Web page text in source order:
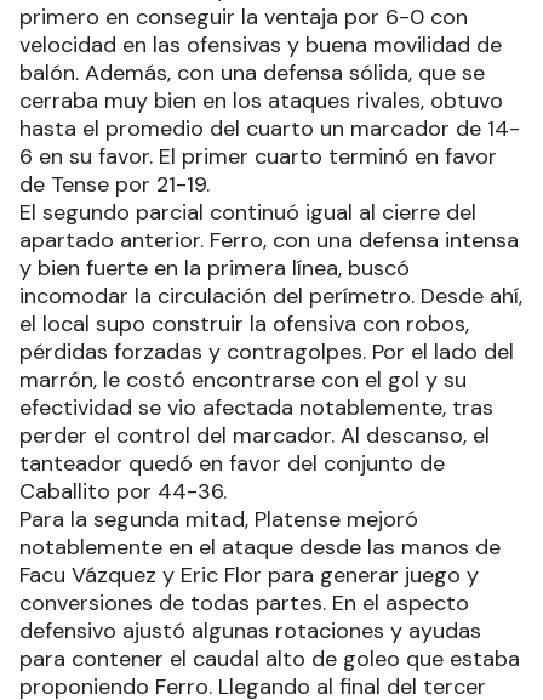
primero en conseguir la ventaja por 6-0 con
velocidad en las ofensivas y buena movilidad de
balón. Además, con una defensa sólida, que se
cerraba muy bien en los ataques rivales, obtuvo
hasta el promedio del cuarto un marcador de 14-
6 en su favor. El primer cuarto terminó en favor
de Tense por 21-19.
El segundo parcial continuó igual al cierre del
apartado anterior. Ferro, con una defensa intensa
y bien fuerte en la primera línea, buscó
incomodar la circulación del perímetro. Desde ahí,
el local supo construir la ofensiva con robos,
pérdidas forzadas y contragolpes. Por el lado del
marrón, le costó encontrarse con el gol y su
efectividad se vio afectada notablemente, tras
perder el control del marcador. Al descanso, el
tanteador quedó en favor del conjunto de
Caballito por 44-36.
Para la segunda mitad, Platense mejoró
notablemente en el ataque desde las manos de
Facu Vázquez y Eric Flor para generar juego y
conversiones de todas partes. En el aspecto
defensivo ajustó algunas rotaciones y ayudas
para contener el caudal alto de goleo que estaba
proponiendo Ferro. Llegando al final del tercer